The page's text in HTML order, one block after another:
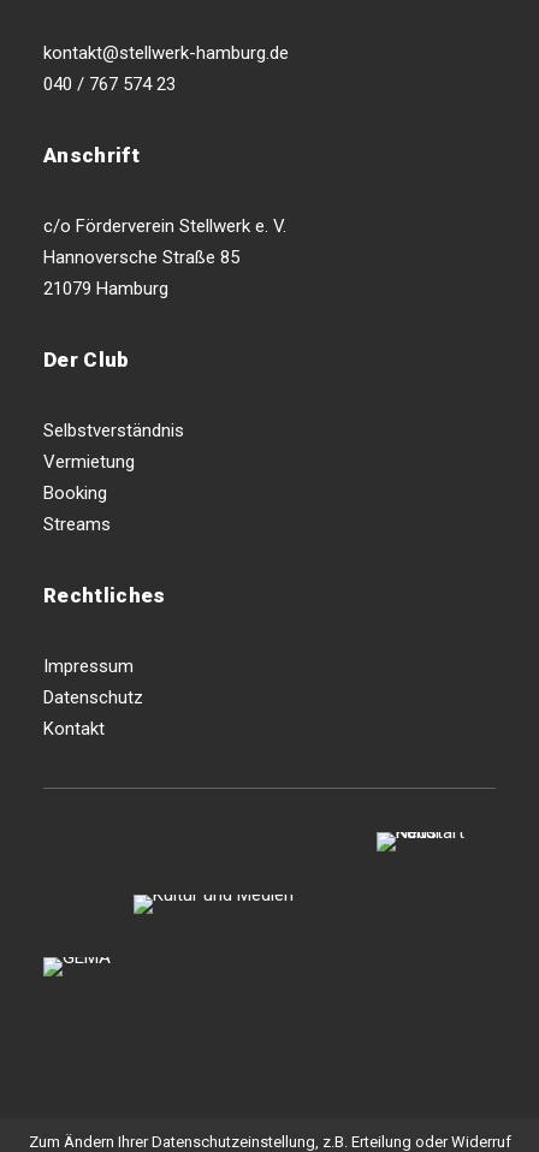
kontakt@stellwerk-hamburg.de
040 / 767 574 23
Anschrift
c/o Förderverein Stellwerk e. V.
Hannoversche Straße 85
21079 Hamburg
Der Club
Selbstverständnis
Vermietung
Booking
Streams
Rechtliches
Impressum
Datenschutz
Kontakt
© 2026 Stellwerk Hamburg. All rights reserved
Zum Ändern Ihrer Datenschutzeinstellung, z.B. Erteilung oder Widerruf